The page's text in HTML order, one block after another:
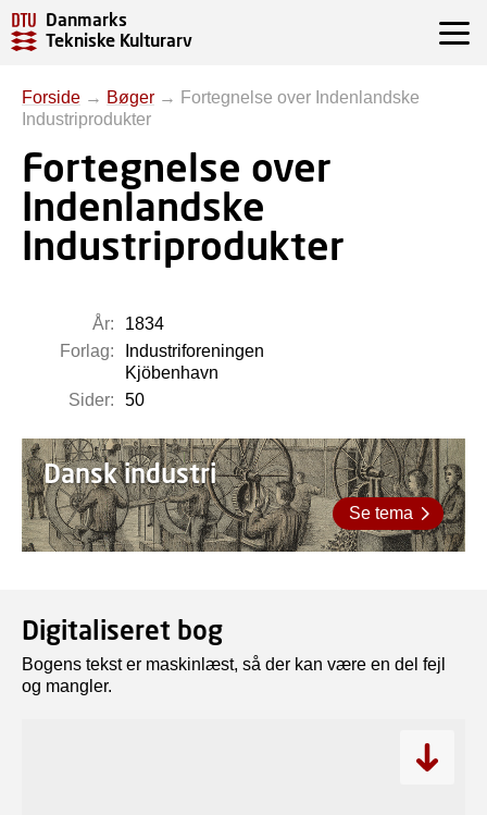
Danmarks
Tekniske Kulturarv
Forside → Bøger → Fortegnelse over Indenlandske
Industriprodukter
Fortegnelse over
Indenlandske
Industriprodukter
År:
1834
Forlag:
Industriforeningen
Kjöbenhavn
Sider:
50
Dansk industri
Se tema
Digitaliseret bog
Bogens tekst er maskinlæst, så der kan være en del fejl
og mangler.